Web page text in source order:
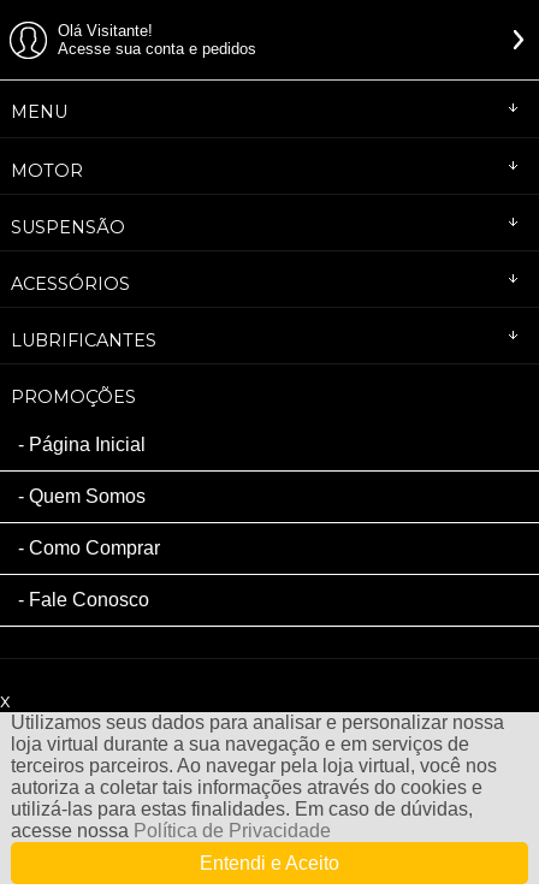
Olá Visitante!
Acesse sua conta e pedidos
MENU
MOTOR
SUSPENSÃO
ACESSÓRIOS
LUBRIFICANTES
PROMOÇÕES
Página Inicial
Quem Somos
Como Comprar
Fale Conosco
x
Utilizamos seus dados para analisar e personalizar nossa
loja virtual durante a sua navegação e em serviços de
terceiros parceiros. Ao navegar pela loja virtual, você nos
autoriza a coletar tais informações através do cookies e
utilizá-las para estas finalidades. Em caso de dúvidas,
acesse nossa Política de Privacidade
Entendi e Aceito